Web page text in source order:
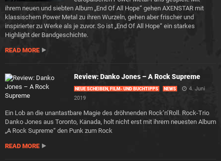
ihrem neuen und siebten Album „End Of All Hope“ gehen AXENSTAR mit
klassischem Power Metal zu ihren Wurzeln, gehen aber frischer und
inspirierter zu Werke als je zuvor. So ist „End Of All Hope“ ein starkes
Highlight der Bandgeschichte.
READ MORE
Review: Danko Jones – A Rock Supreme
NEUE SCHEIBEN, FILM- UND BUCHTIPPS NEWS
4. Juni
2019
Ein Lob an die unantastbare Magie des dröhnenden Rock’n’Roll. Rock-Trio
Danko Jones aus Toronto, Kanada, holt nicht erst mit ihrem neuesten Album
„A Rock Supreme“ den Punk zum Rock
READ MORE